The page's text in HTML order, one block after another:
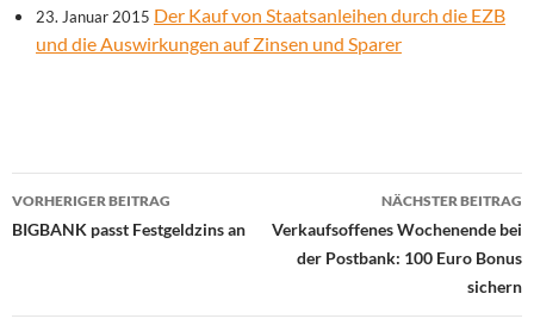
23. Januar 2015 Der Kauf von Staatsanleihen durch die EZB
und die Auswirkungen auf Zinsen und Sparer
Beitrags-
Navigation
VORHERIGER BEITRAG
BIGBANK passt Festgeldzins an
NÄCHSTER BEITRAG
Verkaufsoffenes Wochenende bei
der Postbank: 100 Euro Bonus
sichern